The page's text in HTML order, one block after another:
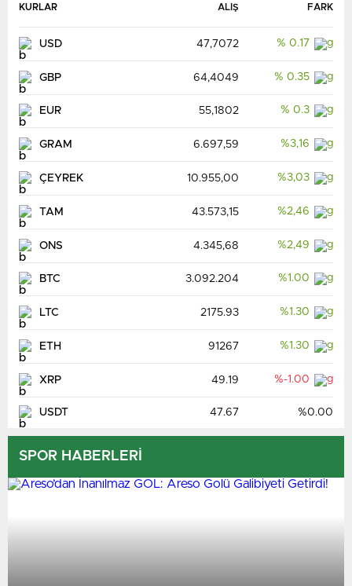
KURLAR ALIŞ FARK
USD 47,7072 % 0.17
GBP 64,4049 % 0.35
EUR 55,1802 % 0.3
GRAM 6.697,59 %3,16
ÇEYREK 10.955,00 %3,03
TAM 43.573,15 %2,46
ONS 4.345,68 %2,49
BTC 3.092.204 %1.00
LTC 2175.93 %1.30
ETH 91267 %1.30
XRP 49.19 %-1.00
USDT 47.67 %0.00
SPOR HABERLERİ